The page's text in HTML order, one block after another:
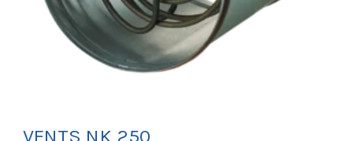
VENTS NK 250